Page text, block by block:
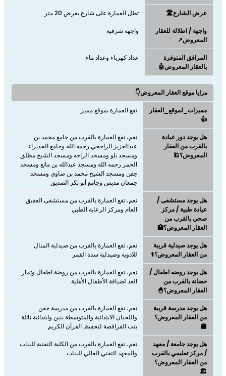
عرض الشارع🛣️ تطل العمارة على شارع بعرض 20 متر
واجهة / اطلالة للعقار
المعروض↗️
واجهة شرقية
المرافق المتوفرة
بالعقار المعروض🤖
عداد كهرباء وعداد ماء
مزايا موقع العقار المعروض👇
مميزات_لموقع_العقار
👍
تقع العمارة بموقع مميز
هل يوجد دور عبادة
بالقرب من العقار
المعروض؟🕌
نعم، تقع العمارة بالقرب من جامع محمد بن
عبدالعزيز الراجحي رحمه الله وجامع الحديراء
ومسجد بلو ومسجد الراحه ومسجد الشيخ مطلق
الحمر رحمه الله ومسجد عبدالله بن مانع ومسجد
جفن ومسجد الشيخ محمد بن ضاوي ومسجد
جمعان مديس وجامع أبو بكر الصديق
هل يوجد مستشفى /
عيادة طبية / مركز
صحي بالقرب من
العقار المعروض؟🏥
نعم، تقع العمارة بالقرب من مستشفى العقيق
العام ومركز الرعاية الطبي
هل يوجد صيدلية قريبة
من العقار المعروض؟⚕️
نعم، تقع العمارة بالقرب من صيدلية المنال
للادوية وصيدلية سدة القمر
هل يوجد روضه اطفال /
حضانة بالقرب من
العقار المعروض؟🐣
نعم، تقع العمارة بالقرب من روضة اطفال وثمار
الغد لضيافة الأطفال الأهلية
هل يوجد مدرسة قريبة
من العقار المعروض؟
🏫
نعم، تقع العمارة بالقرب من مدرسة جفن
واللحيان الابتدائية والمتوسطة بنين وابتدائية نائلة
بنت الفرافصة لتحفيظ القرآن الكريم
هل يوجد جامعة / معهد
/ مركز تعليمي بالقرب
من العقار المعروض؟
🏛️
نعم، تقع العمارة بالقرب من الكلية التقنية للبنات
والمعهد التقني العالي للبنات